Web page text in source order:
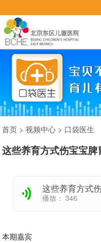
首页 >视频中心 > 口袋医生
这些养育方式伤宝宝脾
这些养育方式
播放：346
本期嘉宾